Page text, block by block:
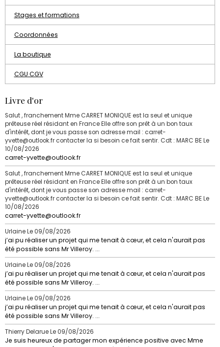
Stages et formations
Coordonnées
La boutique
CGU CGV
Livre d'or
Salut , franchement Mme CARRET MONIQUE est la seul et unique
prêteuse réel résidant en France Elle offre son prêt à un bon taux
d'intérêt, dont je vous passe son adresse mail : carret-
yvette@outlook.fr contacter la si besoin ce fait sentir. Cdt : MARC BELe
10/08/2026
carret-yvette@outlook.fr
Salut , franchement Mme CARRET MONIQUE est la seul et unique
prêteuse réel résidant en France Elle offre son prêt à un bon taux
d'intérêt, dont je vous passe son adresse mail : carret-
yvette@outlook.fr contacter la si besoin ce fait sentir. Cdt : MARC BELe
10/08/2026
carret-yvette@outlook.fr
UrlaineLe 09/08/2026
j’ai pu réaliser un projet qui me tenait à cœur, et cela n'aurait pas
été possible sans Mr Villeroy. ...
UrlaineLe 09/08/2026
j’ai pu réaliser un projet qui me tenait à cœur, et cela n'aurait pas
été possible sans Mr Villeroy. ...
UrlaineLe 09/08/2026
j’ai pu réaliser un projet qui me tenait à cœur, et cela n'aurait pas
été possible sans Mr Villeroy. ...
Thierry DelarueLe 09/08/2026
Je suis heureux de partager mon expérience positive avec Mme